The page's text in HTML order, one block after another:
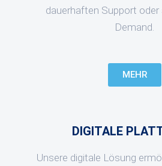
dauerhaften Support oder
Demand.
MEHR
DIGITALE
Unsere digitale Lösung